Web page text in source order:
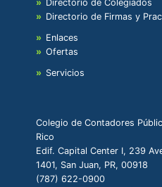
Directorio de Colegiados
Directorio de Firmas y
Enlaces
Ofertas
Servicios
Colegio de Contadores
Rico
Edif. Capital Center I, 239
1401, San Juan, PR, 00918
(787) 622-0900